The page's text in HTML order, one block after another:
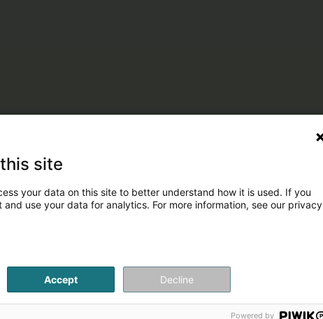
site
your data on this site to better understand how it is used. If you
use your data for analytics. For more information, see our privacy
Accept Decline
Powered by